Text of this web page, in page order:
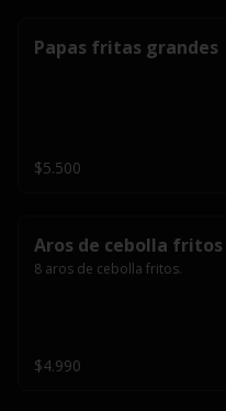
Papas fritas grandes
$5.500
Aros de cebolla fritos
8 aros de cebolla fritos.
$4.990